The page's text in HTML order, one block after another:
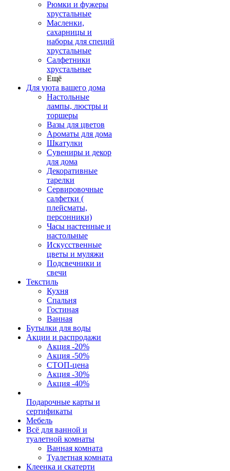
Рюмки и фужеры
хрустальные
Масленки,
сахарницы и
наборы для специй
хрустальные
Салфетники
хрустальные
Ещё
Для уюта вашего дома
Настольные
лампы, люстры и
торшеры
Вазы для цветов
Ароматы для дома
Шкатулки
Сувениры и декор
для дома
Декоративные
тарелки
Сервировочные
салфетки (
плейсматы,
персонники)
Часы настенные и
настольные
Искусственные
цветы и муляжи
Подсвечники и
свечи
Текстиль
Кухня
Спальня
Гостиная
Ванная
Бутылки для воды
Акции и распродажи
Акция -20%
Акция -50%
СТОП-цена
Акция -30%
Акция -40%
Подарочные карты и
сертификаты
Мебель
Всё для ванной и
туалетной комнаты
Ванная комната
Туалетная комната
Клеенка и скатерти